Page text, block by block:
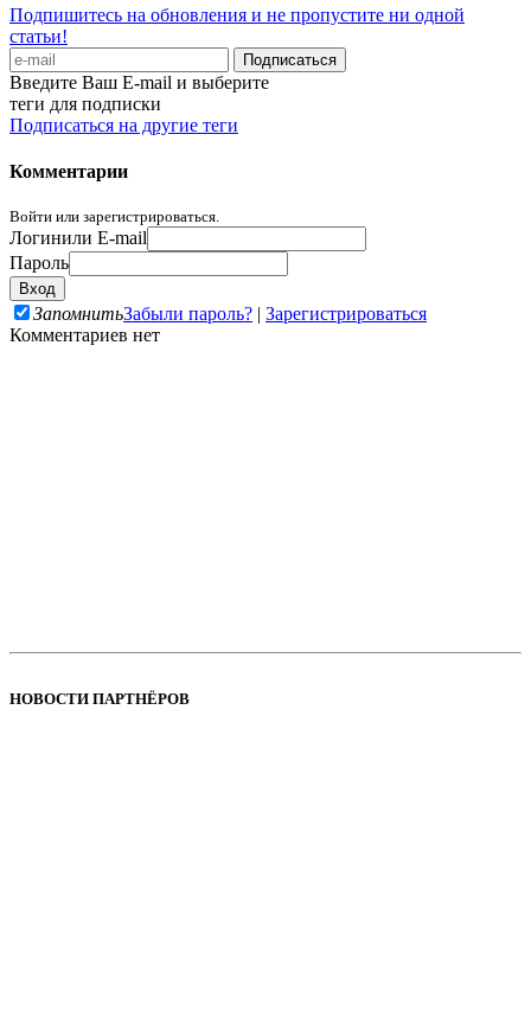
Подпишитесь на обновления и не пропустите ни одной
статьи!
Введите Ваш E-mail и выберите
теги для подписки
Подписаться на другие теги
Комментарии
Войти или зарегистрироваться.
Логинили E-mail
Пароль
ЗапомнитьЗабыли пароль? | Зарегистрироваться
Комментариев нет
НОВОСТИ ПАРТНЁРОВ